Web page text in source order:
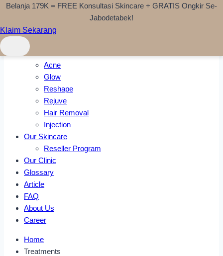
Skip to content
Home
Treatments
Acne
Glow
Reshape
Rejuve
Hair Removal
Injection
Our Skincare
Reseller Program
Our Clinic
Glossary
Article
FAQ
About Us
Career
Home
Treatments
Belanja 179K = FREE Konsultasi Skincare + GRATIS Ongkir Se-
Jabodetabek!
Klaim Sekarang